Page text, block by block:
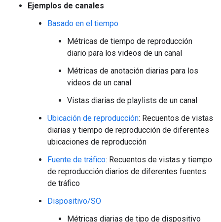
Ejemplos de canales
Basado en el tiempo
Métricas de tiempo de reproducción
diario para los videos de un canal
Métricas de anotación diarias para los
videos de un canal
Vistas diarias de playlists de un canal
Ubicación de reproducción: Recuentos de vistas
diarias y tiempo de reproducción de diferentes
ubicaciones de reproducción
Fuente de tráfico: Recuentos de vistas y tiempo
de reproducción diarios de diferentes fuentes
de tráfico
Dispositivo/SO
Métricas diarias de tipo de dispositivo